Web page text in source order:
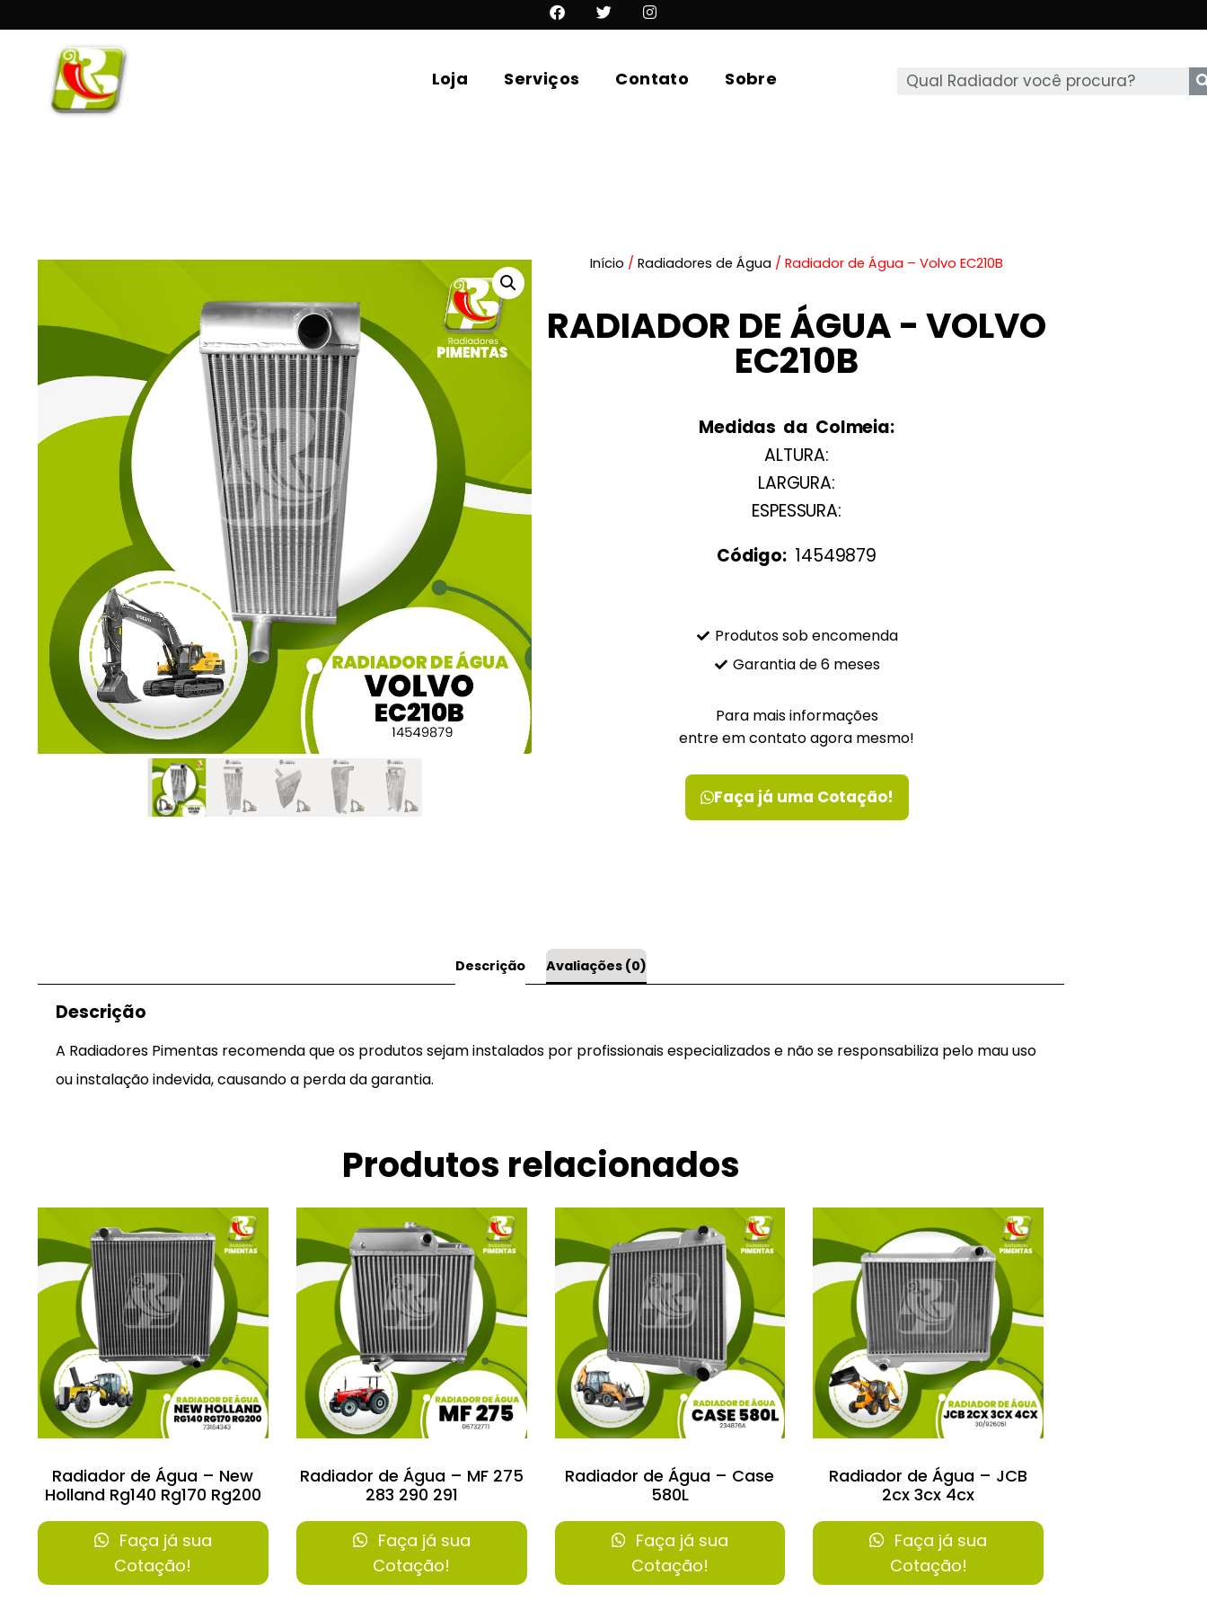
Loja Serviços Contato Sobre
Início / Radiadores de Água / Radiador de Água – Volvo EC210B
RADIADOR DE ÁGUA - VOLVO
EC210B
Medidas da Colmeia:
ALTURA:
LARGURA:
ESPESSURA:
Código: 14549879
Produtos sob encomenda
Garantia de 6 meses
Para mais informações
entre em contato agora mesmo!
Faça já uma Cotação!
Descrição Avaliações (0)
Descrição
A Radiadores Pimentas recomenda que os produtos sejam instalados por profissionais especializados e não se responsabiliza pelo mau uso
ou instalação indevida, causando a perda da garantia.
Produtos relacionados
Radiador de Água – New
Holland Rg140 Rg170 Rg200
Faça já sua
Cotação!
Radiador de Água – MF 275
283 290 291
Faça já sua
Cotação!
Radiador de Água – Case
580L
Faça já sua
Cotação!
Radiador de Água – JCB
2cx 3cx 4cx
Faça já sua
Cotação!